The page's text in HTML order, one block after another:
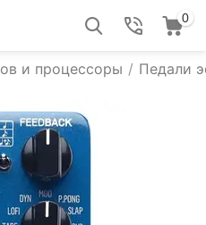
0
и процессоры / Педали